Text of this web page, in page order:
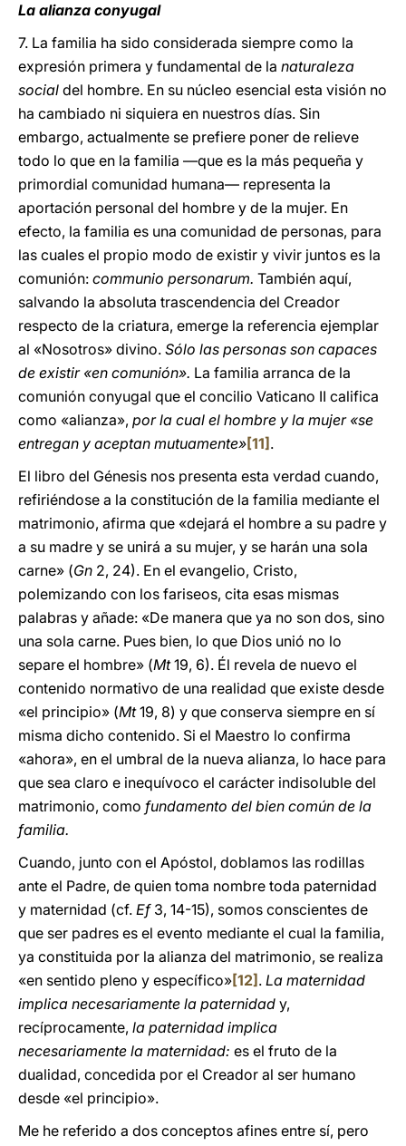
La alianza conyugal
7. La familia ha sido considerada siempre como la
expresión primera y fundamental de la naturaleza
social del hombre. En su núcleo esencial esta visión no
ha cambiado ni siquiera en nuestros días. Sin
embargo, actualmente se prefiere poner de relieve
todo lo que en la familia —que es la más pequeña y
primordial comunidad humana— representa la
aportación personal del hombre y de la mujer. En
efecto, la familia es una comunidad de personas, para
las cuales el propio modo de existir y vivir juntos es la
comunión: communio personarum. También aquí,
salvando la absoluta trascendencia del Creador
respecto de la criatura, emerge la referencia ejemplar
al «Nosotros» divino. Sólo las personas son capaces
de existir «en comunión». La familia arranca de la
comunión conyugal que el concilio Vaticano II califica
como «alianza», por la cual el hombre y la mujer «se
entregan y aceptan mutuamente»[11] .
El libro del Génesis nos presenta esta verdad cuando,
refiriéndose a la constitución de la familia mediante el
matrimonio, afirma que «dejará el hombre a su padre y
a su madre y se unirá a su mujer, y se harán una sola
carne» (Gn 2, 24). En el evangelio, Cristo,
polemizando con los fariseos, cita esas mismas
palabras y añade: «De manera que ya no son dos, sino
una sola carne. Pues bien, lo que Dios unió no lo
separe el hombre» (Mt19, 6). Él revela de nuevo el
contenido normativo de una realidad que existe desde
«el principio» (Mt19, 8) y que conserva siempre en sí
misma dicho contenido. Si el Maestro lo confirma
«ahora», en el umbral de la nueva alianza, lo hace para
que sea claro e inequívoco el carácter indisoluble del
matrimonio, como fundamento del bien común de la
familia.
Cuando, junto con el Apóstol, doblamos las rodillas
ante el Padre, de quien toma nombre toda paternidad
y maternidad (cf. Ef3, 14-15), somos conscientes de
que ser padres es el evento mediante el cual la familia,
ya constituida por la alianza del matrimonio, se realiza
«en sentido pleno y específico»[12] . La maternidad
implica necesariamente la paternidad y,
recíprocamente, la paternidad implica
necesariamente la maternidad: es el fruto de la
dualidad, concedida por el Creador al ser humano
desde «el principio».
Me he referido a dos conceptos afines entre sí, pero